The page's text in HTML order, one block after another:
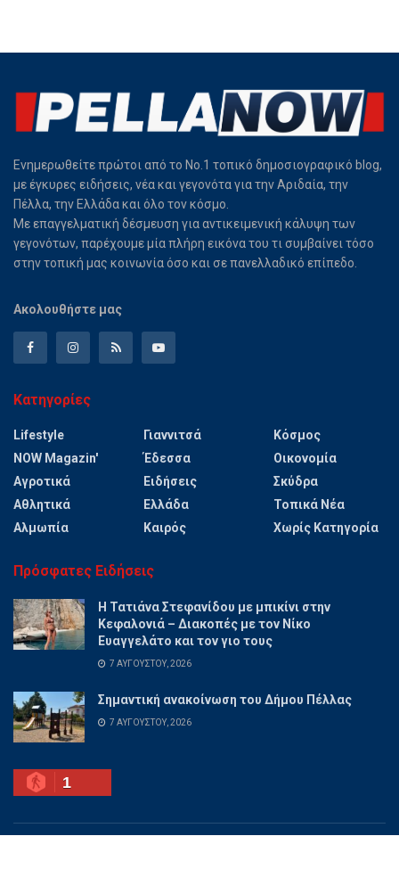
Ενημερωθείτε πρώτοι από το Νο.1 τοπικό δημοσιογραφικό blog,
με έγκυρες ειδήσεις, νέα και γεγονότα για την Αριδαία, την
Πέλλα, την Ελλάδα και όλο τον κόσμο.
Με επαγγελματική δέσμευση για αντικειμενική κάλυψη των
γεγονότων, παρέχουμε μία πλήρη εικόνα του τι συμβαίνει τόσο
στην τοπική μας κοινωνία όσο και σε πανελλαδικό επίπεδο.
Ακολουθήστε μας
Κατηγορίες
Lifestyle
NOW Magazin'
Αγροτικά
Αθλητικά
Αλμωπία
Γιαννιτσά
Έδεσσα
Ειδήσεις
Ελλάδα
Καιρός
Κόσμος
Οικονομία
Σκύδρα
Τοπικά Νέα
Χωρίς Κατηγορία
Πρόσφατες Ειδήσεις
Η Τατιάνα Στεφανίδου με μπικίνι στην
Κεφαλονιά – Διακοπές με τον Νίκο
Ευαγγελάτο και τον γιο τους
7 ΑΥΓΟΎΣΤΟΥ, 2026
Σημαντική ανακοίνωση του Δήμου Πέλλας
7 ΑΥΓΟΎΣΤΟΥ, 2026
1